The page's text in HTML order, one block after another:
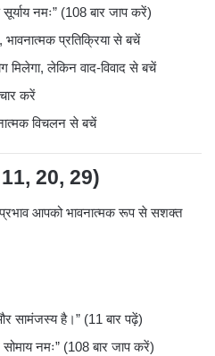
नमः” (108 बार जाप करें)
प्रतिक्रिया से बचें
मिलेगा, लेकिन वाद-विवाद से बचें
करें
विचलन से बचें
11, 20, 29)
आपको भावनात्मक रूप से सशक्त
सामंजस्य है।” (11 बार पढ़ें)
नमः” (108 बार जाप करें)